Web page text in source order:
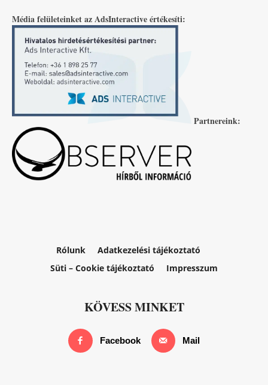
Média felületeinket az AdsInteractive értékesíti:
Partnereink:
Rólunk
Adatkezelési tájékoztató
Süti – Cookie tájékoztató
Impresszum
KÖVESS MINKET
Facebook Mail